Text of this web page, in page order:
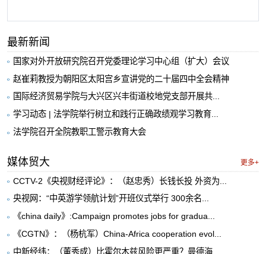
最新新闻
国家对外开放研究院召开党委理论学习中心组（扩大）会议
赵崔莉教授为朝阳区太阳宫乡宣讲党的二十届四中全会精神
国际经济贸易学院与大兴区兴丰街道校地党支部开展共...
学习动态 | 法学院举行树立和践行正确政绩观学习教育...
法学院召开全院教职工警示教育大会
媒体贸大 更多+
CCTV-2《央视财经评论》：（赵忠秀）长钱长投 外资为...
央视网：“中英游学领航计划”开班仪式举行 300余名...
《china daily》:Campaign promotes jobs for gradua...
《CGTN》：（杨杭军）China-Africa cooperation evol...
中新经纬：（董秀成）比霍尔木兹风险更严重？曼德海...